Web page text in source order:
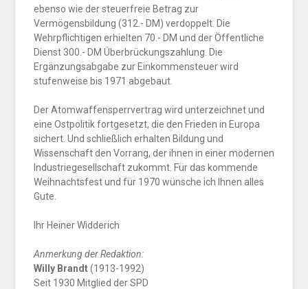
ebenso wie der steuerfreie Betrag zur
Vermögensbildung (312.- DM) verdoppelt. Die
Wehrpflichtigen erhielten 70.- DM und der Öffentliche
Dienst 300.- DM Überbrückungszahlung. Die
Ergänzungsabgabe zur Einkommensteuer wird
stufenweise bis 1971 abgebaut.
Der Atomwaffensperrvertrag wird unterzeichnet und
eine Ostpolitik fortgesetzt, die den Frieden in Europa
sichert. Und schließlich erhalten Bildung und
Wissenschaft den Vorrang, der ihnen in einer modernen
Industriegesellschaft zukommt. Für das kommende
Weihnachtsfest und für 1970 wünsche ich Ihnen alles
Gute.
Ihr Heiner Widderich
Anmerkung der Redaktion:
Willy Brandt(1913-1992)
Seit 1930 Mitglied der SPD